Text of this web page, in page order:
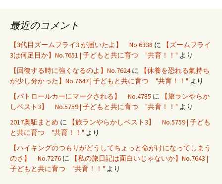
最近のコメント
【3代目ズームフライ3 が届いたよ】 No.6338 に
【ズームフライ
3は何足目か】No.7651 | 子どもと共に育つ "共育！！" より
【回復する時に強くなるのよ】No.7624に
【休養を恐れる氣持ち
が少し分かった】No.7647 | 子どもと共に育つ "共育！！" より
【パトロールカーにマークされる】 No.4785 に
【旅ランやらか
しベスト3】 No.5759 | 子どもと共に育つ "共育！！" より
2017奥駈まとめ に
【旅ランやらかしベスト3】 No.5759 | 子ども
と共に育つ "共育！！" より
【ハイキングのつもりがどうしてちょっと命がけになってしまう
のさ】 No.7276 に
【私の旅日記は面白いじゃないか】No.7643 |
子どもと共に育つ "共育！！" より